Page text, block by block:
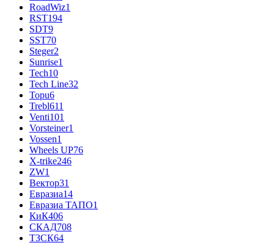
RoadWiz1
RST194
SDT9
SST70
Steger2
Sunrise1
Tech10
Tech Line32
Topu6
Trebl611
Venti101
Vorsteiner1
Vossen1
Wheels UP76
X-trike246
ZW1
Вектор31
Евразиа14
Евразиа ТАПО1
КиК406
СКАД708
ТЗСК64